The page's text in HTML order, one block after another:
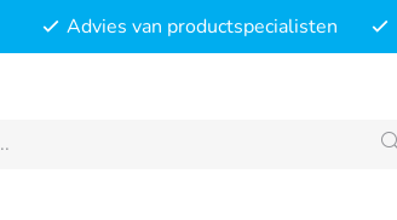
Advies van productspecialisten